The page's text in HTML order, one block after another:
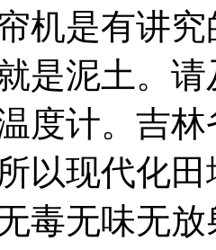
机是有讲
是泥土。
度计。吉
以现代化
毒无味无